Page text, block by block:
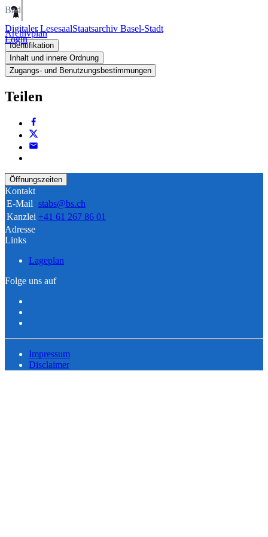
Digitaler LesesaalStaatsarchiv Basel-Stadt
Login
Bild
Archivplan
Identifikation
Inhalt und innere Ordnung
Zugangs- und Benutzungsbestimmungen
Teilen
Öffnungszeiten
Kontakt
E-Mail stabs@bs.ch
Kanzlei +41 61 267 86 01
Adresse
Links
Lageplan
Folge uns auf
Impressum
Disclaimer